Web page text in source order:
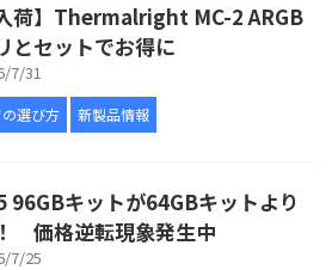
入荷】Thermalright MC-2 ARGB
とセットでお得に
7/31
選び方 新製品情報
96GBキットが64GBキットより
価格逆転現象発生中
7/25